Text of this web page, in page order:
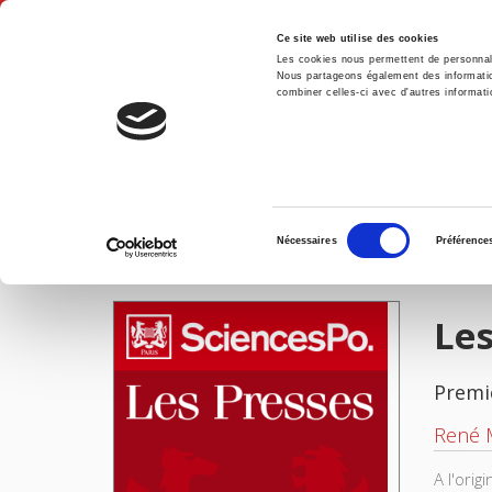
Ce site web utilise des cookies
Les cookies nous permettent de
Nous partageons également des
combiner celles-ci avec d'autres
consentement
Nécessaires
IMAGES
René
A